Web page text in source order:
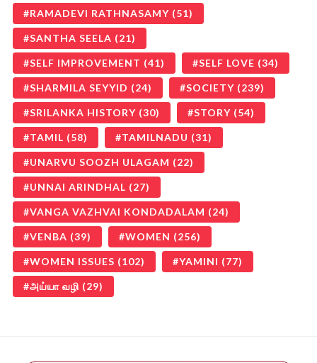
RAMADEVI RATHNASAMY (51)
SANTHA SEELA (21)
SELF IMPROVEMENT (41) SELF LOVE (34)
SHARMILA SEYYID (24) SOCIETY (239)
SRILANKA HISTORY (30) STORY (54)
TAMIL (58) TAMILNADU (31)
UNARVU SOOZH ULAGAM (22)
UNNAI ARINDHAL (27)
VANGA VAZHVAI KONDADALAM (24)
VENBA (39) WOMEN (256)
WOMEN ISSUES (102) YAMINI (77)
அய்யா வழி (29)